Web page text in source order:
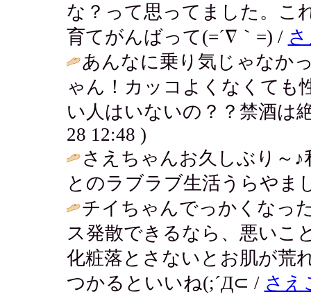
な？って思ってました。こ
育てがんばって(=´∇｀=) /
あんなに乗り気じゃなか
ゃん！カッコよくなくても
い人はいないの？？禁酒は
28 12:48 )
さえちゃんお久しぶり～
とのラブラブ生活うらやま
チイちゃんでっかくなっ
ス発散できるなら、悪い
化粧落とさないとお肌が荒
つかるといいね(;´Д⊂ / さえ